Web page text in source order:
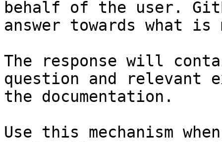
behalf of the user.
answer towards what
The response will
question and relevant
the documentation.
Use this mechanism